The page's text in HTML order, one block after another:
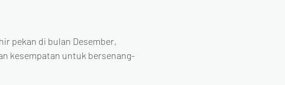
pekan di bulan Desember,
kesempatan untuk bersenang-